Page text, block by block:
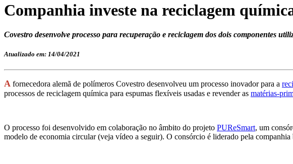
Companhia investe na reciclagem
Covestro desenvolve processo para recuperação e reciclagem dos dois componentes
Atualizado em: 14/04/2021
A fornecedora alemã de polímeros Covestro desenvolveu um processo inovador para a
processos de reciclagem química para espumas flexíveis usadas e revender as matérias-
O processo foi desenvolvido em colaboração no âmbito do projeto PUReSmart, um
modelo de economia circular (veja vídeo a seguir). O consórcio é liderado pela companhia